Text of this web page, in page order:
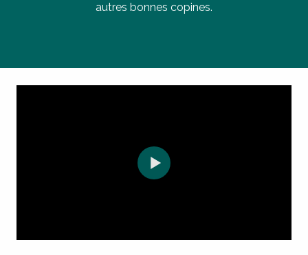
autres bonnes copines.